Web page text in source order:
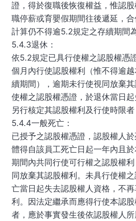
證，得於復職後恢復權益，惟認
職停薪或育嬰假期間往後遞延，
計算仍不得逾5.2規定之存續期間為
5.4.3退休：
依5.2規定已具行使權之認股權憑
個月內行使認股權利（惟不得逾
續期間），逾期未行使視同放棄
使權之認股權憑證，於退休當日
另行核定其認股權利及行使時限者
5.4.4一般死亡：
已授予之認股權憑證，認股權人
體得自該員工死亡日起一年內且
期間內共同行使可行權之認股權
同放棄其認股權利。未具行使權
亡當日起失去認股權人資格，不
利。因法定繼承而應得行使本認
者，應於事實發生後依認股權人